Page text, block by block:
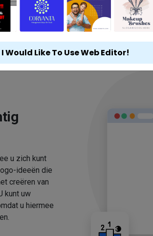
u zich kunt
ideeën die
creëren van
kunt uw
u hiermee
I Would Like To Use Web Editor!